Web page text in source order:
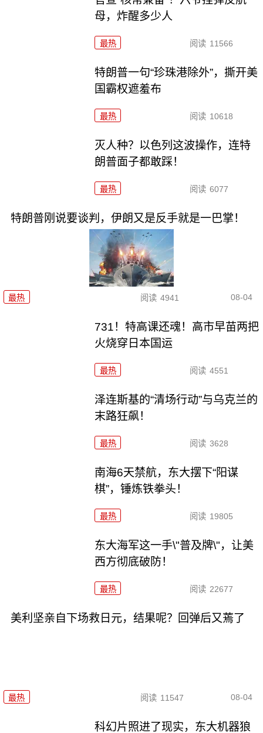
母，炸醒多少人
最热 阅读 11566
特朗普一句“珍珠港除外”，撕开美
国霸权遮羞布
最热 阅读 10618
灭人种？以色列这波操作，连特
朗普面子都敢踩！
最热 阅读 6077
特朗普刚说要谈判，伊朗又是反手就是一巴掌！
最热 阅读 4941 08-04
731！特高课还魂！高市早苗两把
火烧穿日本国运
最热 阅读 4551
泽连斯基的“清场行动”与乌克兰的
末路狂飙！
最热 阅读 3628
南海6天禁航，东大摆下“阳谋
棋”，锤炼铁拳头！
最热 阅读 19805
东大海军这一手\"普及牌\"，让美
西方彻底破防！
最热 阅读 22677
美利坚亲自下场救日元，结果呢？回弹后又蔫了
最热 阅读 11547 08-04
科幻片照进了现实，东大机器狼